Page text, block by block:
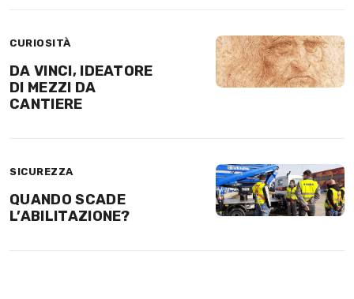
CURIOSITÀ
DA VINCI, IDEATORE
DI MEZZI DA
CANTIERE
SICUREZZA
QUANDO SCADE
L’ABILITAZIONE?